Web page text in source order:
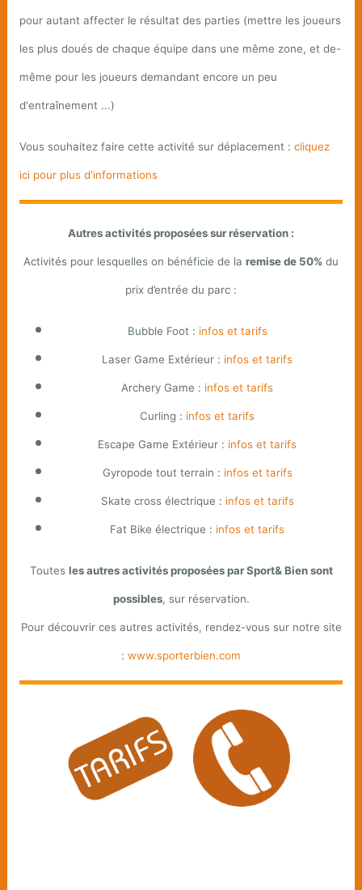
pour autant affecter le résultat des parties (mettre les joueurs
les plus doués de chaque équipe dans une même zone, et de-
même pour les joueurs demandant encore un peu
d'entraînement ...)
Vous souhaitez faire cette activité sur déplacement : cliquez
ici pour plus d'informations
Autres activités proposées sur réservation :
Activités pour lesquelles on bénéficie de la remise de 50% du
prix d’entrée du parc :
Bubble Foot : infos et tarifs
Laser Game Extérieur : infos et tarifs
Archery Game : infos et tarifs
Curling : infos et tarifs
Escape Game Extérieur : infos et tarifs
Gyropode tout terrain : infos et tarifs
Skate cross électrique : infos et tarifs
Fat Bike électrique : infos et tarifs
Toutes les autres activités proposées par Sport& Bien sont
possibles, sur réservation.
Pour découvrir ces autres activités, rendez-vous sur notre site
: www.sporterbien.com